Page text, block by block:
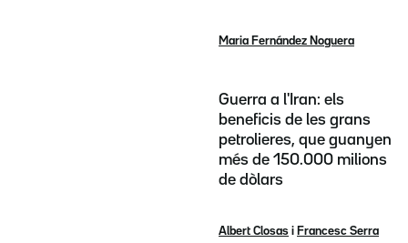
Maria Fernández Noguera
Guerra a l'Iran: els
beneficis de les grans
petrolieres, que guanyen
més de 150.000 milions
de dòlars
Albert Closas i Francesc Serra